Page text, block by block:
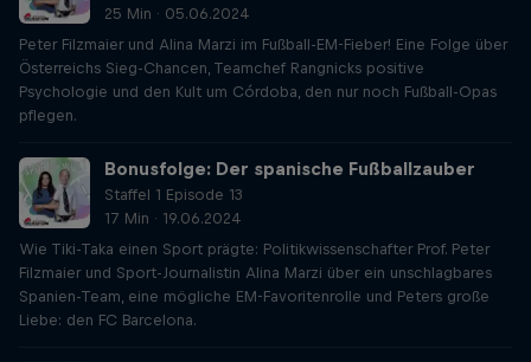
25 Min · 05.06.2024
Peter Filzmaier und Alina Marzi im Fußball-EM-Fieber! Eine Folge über
Österreichs Sieg-Chancen, Teamchef Rangnicks positive
Psychologie und den Kult um Córdoba, den nur noch Fußball-Opas
pflegen.
Bonusfolge: Der spanische Fußballzauber
Staffel 1 Episode 13
17 Min · 19.06.2024
Wie Tiki-Taka einen Sport prägte: Politikwissenschafter Prof. Peter
Filzmaier und Sport-Journalistin Alina Marzi über ein unschlagbares
Spanien-Team, eine mögliche EM-Favoritenrolle und Peters große
Liebe: den FC Barcelona.